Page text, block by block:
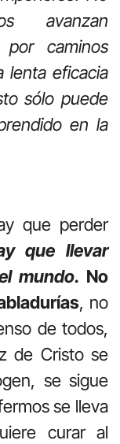
avanzan
por caminos
lenta eficacia
sólo puede
en la
que perder
que llevar
mundo. No
, no
de todos,
de Cristo se
se sigue
se lleva
curar al